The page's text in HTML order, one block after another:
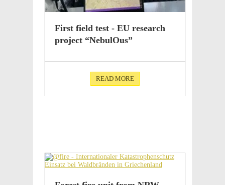
First field test - EU research
project “Nebu­lOus”
READ MORE